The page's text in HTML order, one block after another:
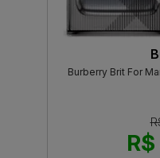
Burberry Brit For